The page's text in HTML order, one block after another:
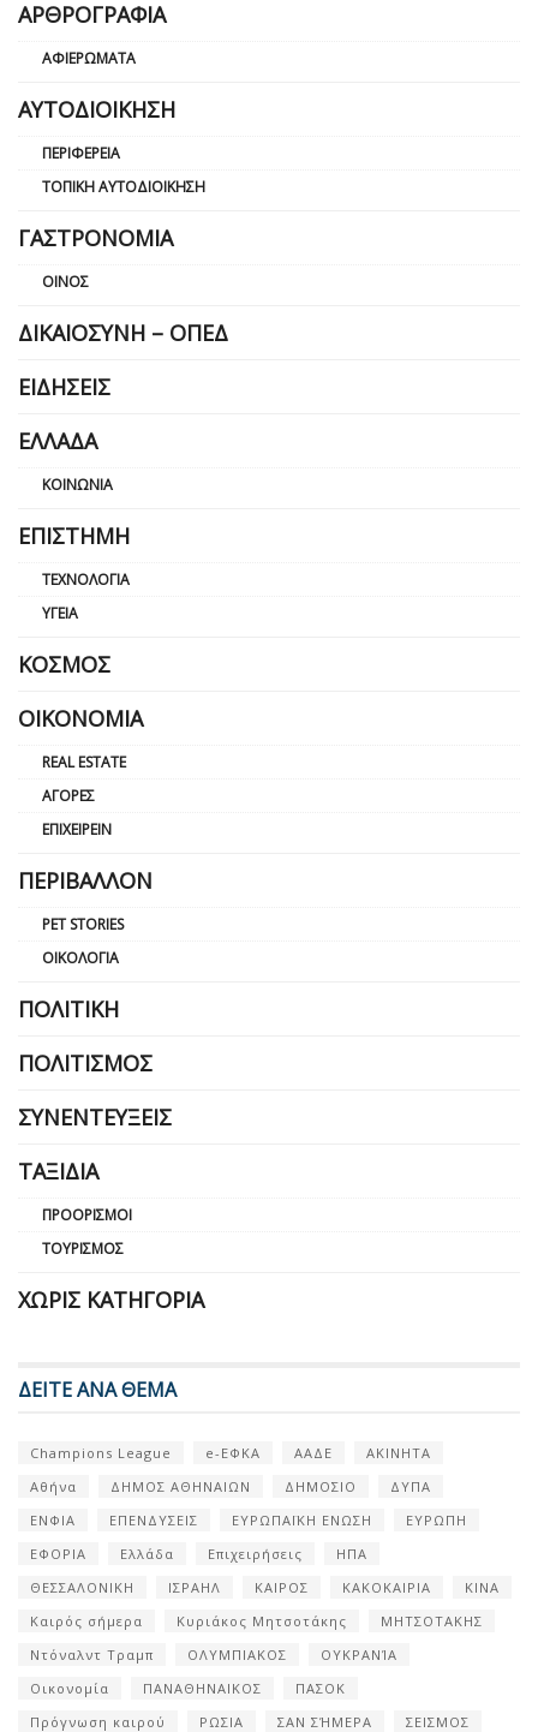
ΑΡΘΡΟΓΡΑΦΊΑ
ΑΦΙΕΡΏΜΑΤΑ
ΑΥΤΟΔΙΟΊΚΗΣΗ
ΠΕΡΙΦΈΡΕΙΑ
ΤΟΠΙΚΉ ΑΥΤΟΔΙΟΊΚΗΣΗ
ΓΑΣΤΡΟΝΟΜΊΑ
ΟΊΝΟΣ
ΔΙΚΑΙΟΣΎΝΗ – ΟΠΕΔ
ΕΙΔΉΣΕΙΣ
ΕΛΛΆΔΑ
ΚΟΙΝΩΝΊΑ
ΕΠΙΣΤΉΜΗ
ΤΕΧΝΟΛΟΓΊΑ
ΥΓΕΊΑ
ΚΌΣΜΟΣ
ΟΙΚΟΝΟΜΊΑ
REAL ESTATE
ΑΓΟΡΈΣ
ΕΠΙΧΕΙΡΕΊΝ
ΠΕΡΙΒΆΛΛΟΝ
PET STORIES
ΟΙΚΟΛΟΓΊΑ
ΠΟΛΙΤΙΚΉ
ΠΟΛΙΤΙΣΜΌΣ
ΣΥΝΕΝΤΕΎΞΕΙΣ
ΤΑΞΊΔΙΑ
ΠΡΟΟΡΙΣΜΟΊ
ΤΟΥΡΙΣΜΌΣ
ΧΩΡΊΣ ΚΑΤΗΓΟΡΊΑ
ΔΕΙΤΕ ΑΝΑ ΘΕΜΑ
Champions League e-ΕΦΚΑ ΑΑΔΕ
ΑΚΙΝΗΤΑ
Αθήνα
ΔΗΜΟΣ ΑΘΗΝΑΙΩΝ ΔΗΜΟΣΙΟ
ΔΥΠΑ
ΕΝΦΙΑ
ΕΠΕΝΔΥΣΕΙΣ ΕΥΡΩΠΑΪΚΗ ΕΝΩΣΗ
ΕΥΡΩΠΗ
ΕΦΟΡΙΑ
Ελλάδα Επιχειρήσεις
ΗΠΑ
ΘΕΣΣΑΛΟΝΙΚΗ
ΙΣΡΑΗΛ ΚΑΙΡΟΣ ΚΑΚΟΚΑΙΡΙΑ
ΚΙΝΑ
Καιρός σήμερα
Κυριάκος Μητσοτάκης
ΜΗΤΣΟΤΑΚΗΣ
Ντόναλντ Τραμπ
ΟΛΥΜΠΙΑΚΟΣ
ΟΥΚΡΑΝΊΑ
Οικονομία
ΠΑΝΑΘΗΝΑΙΚΟΣ
ΠΑΣΟΚ
Πρόγνωση καιρού
ΡΩΣΙΑ ΣΑΝ ΣΉΜΕΡΑ
ΣΕΙΣΜΟΣ